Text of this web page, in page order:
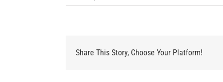
Share This Story, Choose Your Platform!